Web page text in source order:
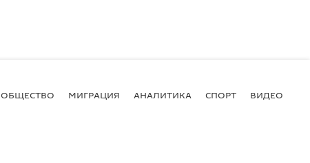
ОБЩЕСТВО МИГРАЦИЯ АНАЛИТИКА СПОРТ ВИДЕО